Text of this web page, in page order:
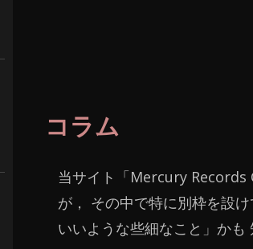
コラム
当サイト「Mercury Records
が， その中で特に別枠を設
いいような些細なこと」かも